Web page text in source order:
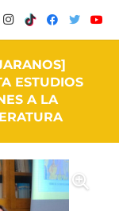
ESTUDIOS
A LA